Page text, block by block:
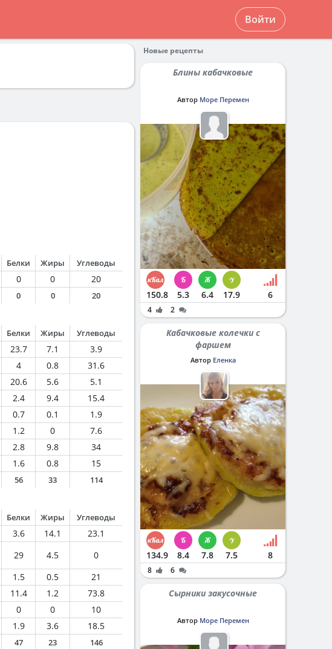
Войти
Белки Жиры Углеводы
0 0
20
0 0 20
Белки Жиры Углеводы
23.7 7.1
3.9
4 0.8
31.6
20.6 5.6
5.1
2.4 9.4
15.4
0.7 0.1
1.9
1.2 0
7.6
2.8 9.8
34
1.6 0.8
15
56 33 114
Белки Жиры Углеводы
3.6 14.1
23.1
29 4.5
0
1.5 0.5
21
11.4 1.2
73.8
0 0
10
1.9 3.6
18.5
47 23 146
Новые рецепты
Блины кабачковые
Автор Море Перемен
150.8 5.3 6.4 17.9 6
4 2
Кабачковые колечки с
фаршем
Автор Еленка
134.9 8.4 7.8 7.5 8
8 6
Сырники закусочные
Автор Море Перемен